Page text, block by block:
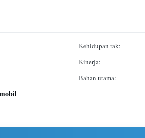
Kehidupan rak:
Kinerja:
Bahan utama: